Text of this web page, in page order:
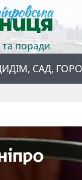
та поради
ДІМ, САД,